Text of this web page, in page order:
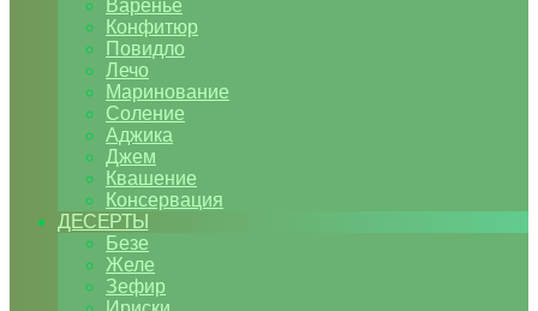
Варенье
Конфитюр
Повидло
Лечо
Маринование
Соление
Аджика
Джем
Квашение
Консервация
ДЕСЕРТЫ
Безе
Желе
Зефир